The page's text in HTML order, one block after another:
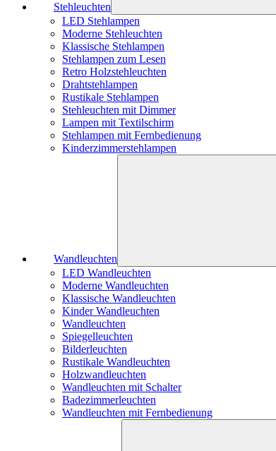
Stehleuchten
LED Stehlampen
Moderne Stehleuchten
Klassische Stehlampen
Stehlampen zum Lesen
Retro Holzstehleuchten
Drahtstehlampen
Rustikale Stehlampen
Stehleuchten mit Dimmer
Lampen mit Textilschirm
Stehlampen mit Fernbedienung
Kinderzimmerstehlampen
Wandleuchten
LED Wandleuchten
Moderne Wandleuchten
Klassische Wandleuchten
Kinder Wandleuchten
Wandleuchten
Spiegelleuchten
Bilderleuchten
Rustikale Wandleuchten
Holzwandleuchten
Wandleuchten mit Schalter
Badezimmerleuchten
Wandleuchten mit Fernbedienung